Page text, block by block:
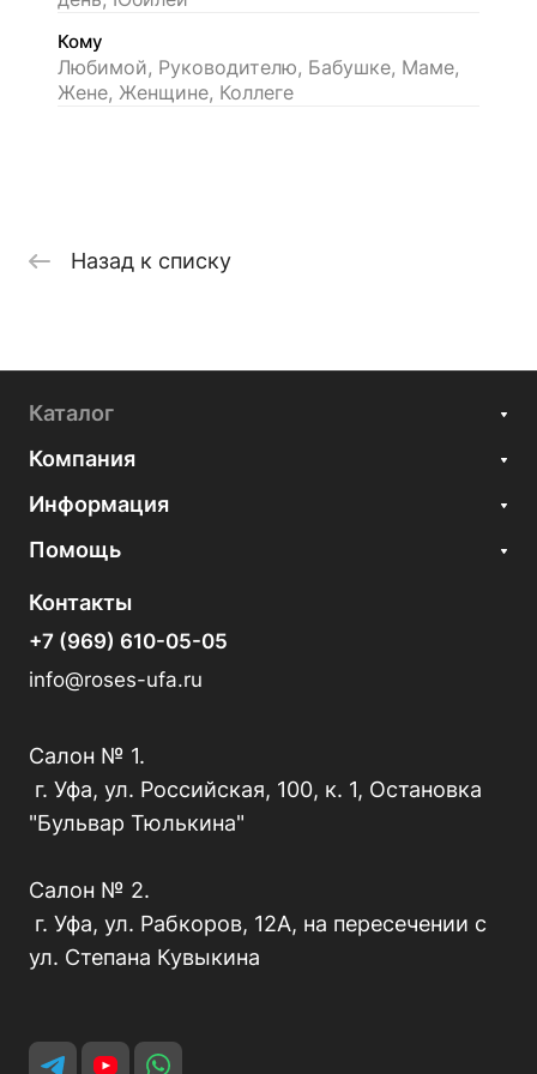
Кому
Любимой, Руководителю, Бабушке, Маме,
Жене, Женщине, Коллеге
Назад к списку
Каталог
Компания
Информация
Помощь
Контакты
+7 (969) 610-05-05
info@roses-ufa.ru
Салон № 1.
г. Уфа, ул. Российская, 100, к. 1, Остановка
"Бульвар Тюлькина"
Салон № 2.
г. Уфа, ул. Рабкоров, 12А, на пересечении с
ул. Степана Кувыкина